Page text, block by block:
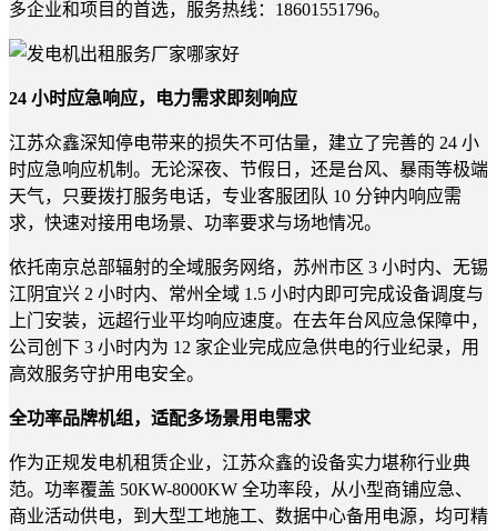
多企业和项目的首选，服务热线：18601551796。
24 小时应急响应，电力需求即刻响应
江苏众鑫深知停电带来的损失不可估量，建立了完善的 24 小
时应急响应机制。无论深夜、节假日，还是台风、暴雨等极端
天气，只要拨打服务电话，专业客服团队 10 分钟内响应需
求，快速对接用电场景、功率要求与场地情况。
依托南京总部辐射的全域服务网络，苏州市区 3 小时内、无锡
江阴宜兴 2 小时内、常州全域 1.5 小时内即可完成设备调度与
上门安装，远超行业平均响应速度。在去年台风应急保障中，
公司创下 3 小时内为 12 家企业完成应急供电的行业纪录，用
高效服务守护用电安全。
全功率品牌机组，适配多场景用电需求
作为正规发电机租赁企业，江苏众鑫的设备实力堪称行业典
范。功率覆盖 50KW-8000KW 全功率段，从小型商铺应急、
商业活动供电，到大型工地施工、数据中心备用电源，均可精